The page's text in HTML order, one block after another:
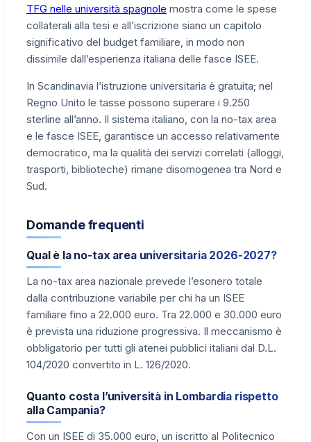
TFG nelle università spagnole mostra come le spese
collaterali alla tesi e all’iscrizione siano un capitolo
significativo del budget familiare, in modo non
dissimile dall’esperienza italiana delle fasce ISEE.
In Scandinavia l’istruzione universitaria è gratuita; nel
Regno Unito le tasse possono superare i 9.250
sterline all’anno. Il sistema italiano, con la no-tax area
e le fasce ISEE, garantisce un accesso relativamente
democratico, ma la qualità dei servizi correlati (alloggi,
trasporti, biblioteche) rimane disomogenea tra Nord e
Sud.
Domande frequenti
Qual è la no-tax area universitaria 2026-2027?
La no-tax area nazionale prevede l’esonero totale
dalla contribuzione variabile per chi ha un ISEE
familiare fino a 22.000 euro. Tra 22.000 e 30.000 euro
è prevista una riduzione progressiva. Il meccanismo è
obbligatorio per tutti gli atenei pubblici italiani dal D.L.
104/2020 convertito in L. 126/2020.
Quanto costa l’università in Lombardia rispetto
alla Campania?
Con un ISEE di 35.000 euro, un iscritto al Politecnico